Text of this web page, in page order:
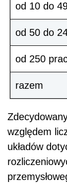
od 10 do
od 50 do
od 250
razem
względem
układów